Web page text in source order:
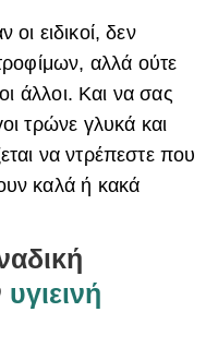
ειδικοί, δεν
αλλά ούτε
άλλοι. Και να σας
τρώνε γλυκά και
να ντρέπεστε που
καλά ή κακά
υγιεινή